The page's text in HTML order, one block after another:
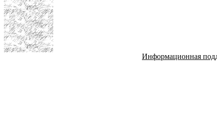
Информационная